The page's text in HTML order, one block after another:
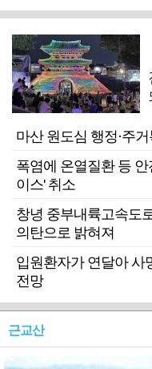
마산 원도심 행정·주
폭염에 온열질환 등
이스' 취소
창녕 중부내륙고속도
의탄으로 밝혀져
입원환자가 연달아 사
전망
근교산